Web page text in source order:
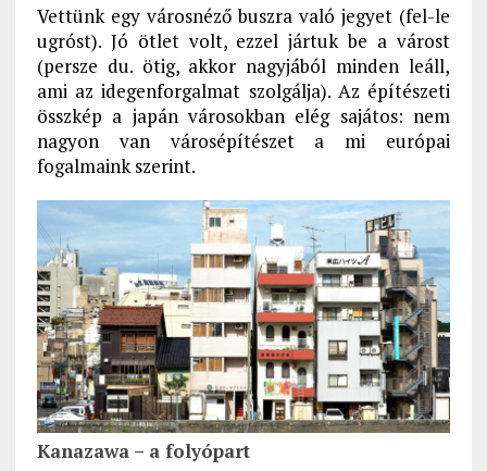
Vettünk egy városnéző buszra való jegyet (fel-le
ugróst). Jó ötlet volt, ezzel jártuk be a várost
(persze du. ötig, akkor nagyjából minden leáll,
ami az idegenforgalmat szolgálja). Az építészeti
összkép a japán városokban elég sajátos: nem
nagyon van városépítészet a mi európai
fogalmaink szerint.
Kanazawa – a folyópart